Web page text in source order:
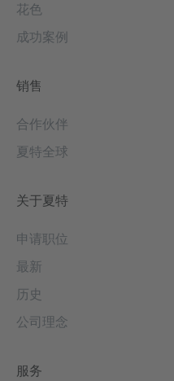
花色
成功案例
销售
合作伙伴
夏特全球
关于夏特
申请职位
最新
历史
公司理念
服务